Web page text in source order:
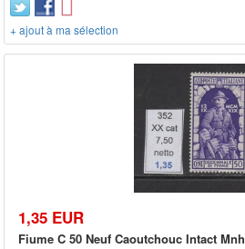
+ ajout à ma sélection
1,35 EUR
Fiume C 50 Neuf Caoutchouc Intact Mnh